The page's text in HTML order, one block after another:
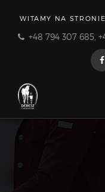
WITAMY NA
+48 794 307 685,